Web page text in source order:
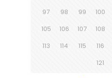
97
98 99 100
105
106 107 108
113
114 115 116
121